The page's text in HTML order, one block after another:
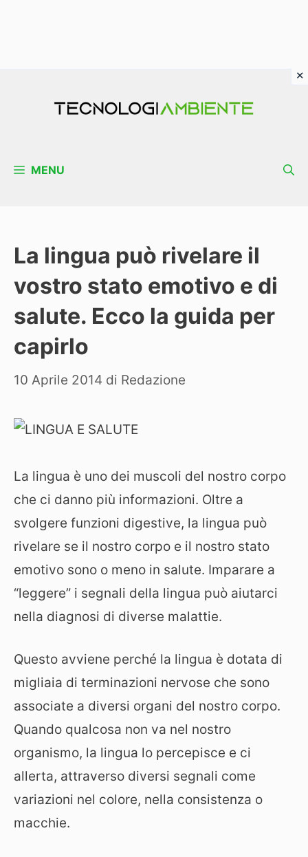
MENU
La lingua può rivelare il
vostro stato emotivo e di
salute. Ecco la guida per
capirlo
10 Aprile 2014 di Redazione
La lingua è uno dei muscoli del nostro corpo
che ci danno più informazioni. Oltre a
svolgere funzioni digestive, la lingua può
rivelare se il nostro corpo e il nostro stato
emotivo sono o meno in salute. Imparare a
“leggere” i segnali della lingua può aiutarci
nella diagnosi di diverse malattie.
Questo avviene perché la lingua è dotata di
migliaia di terminazioni nervose che sono
associate a diversi organi del nostro corpo.
Quando qualcosa non va nel nostro
organismo, la lingua lo percepisce e ci
allerta, attraverso diversi segnali come
variazioni nel colore, nella consistenza o
macchie.